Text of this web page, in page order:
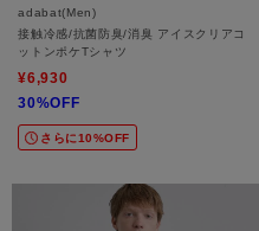
adabat(Men)
接触冷感/抗菌防臭/消臭 アイスクリアコ
ットンポケTシャツ
¥6,930
30%OFF
さらに10%OFF